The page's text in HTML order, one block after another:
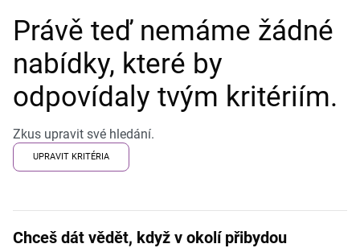
Právě teď nemáme žádné
nabídky, které by
odpovídaly tvým kritériím.
Zkus upravit své hledání.
UPRAVIT KRITÉRIA
Chceš dát vědět, když v okolí přibydou